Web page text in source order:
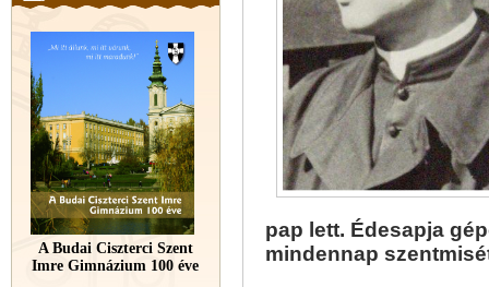
A Budai Ciszterci Szent
Imre Gimnázium 100 éve
pap lett. Édesapja
mindennap